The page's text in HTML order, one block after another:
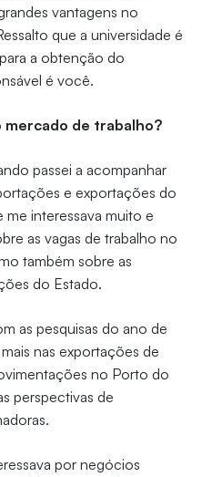
vantagens no
que a universidade é
a obtenção do
é você.
mercado de trabalho?
passei a acompanhar
e exportações do
me interessava muito e
as vagas de trabalho no
também sobre as
do Estado.
as pesquisas do ano de
nas exportações de
no Porto do
perspectivas de
por negócios